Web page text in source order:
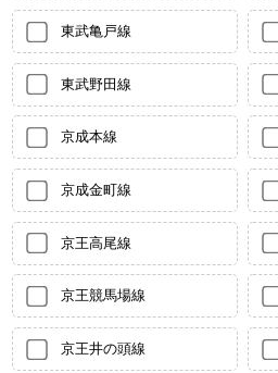
東武亀戸線
東武野田線
京成本線
京成金町線
京王高尾線
京王競馬場線
京王井の頭線